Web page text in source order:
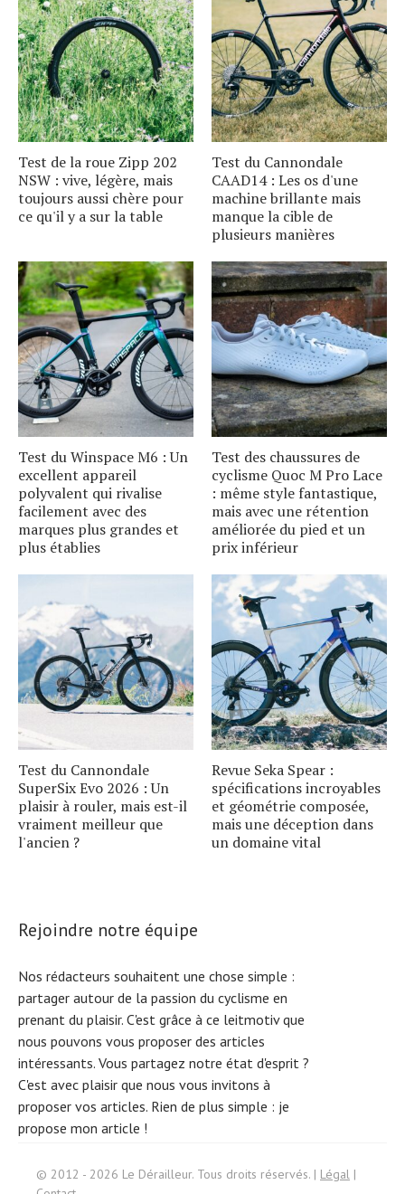
Test de la roue Zipp 202
NSW : vive, légère, mais
toujours aussi chère pour
ce qu'il y a sur la table
Test du Cannondale
CAAD14 : Les os d'une
machine brillante mais
manque la cible de
plusieurs manières
Test du Winspace M6 : Un
excellent appareil
polyvalent qui rivalise
facilement avec des
marques plus grandes et
plus établies
Test des chaussures de
cyclisme Quoc M Pro Lace
: même style fantastique,
mais avec une rétention
améliorée du pied et un
prix inférieur
Test du Cannondale
SuperSix Evo 2026 : Un
plaisir à rouler, mais est-il
vraiment meilleur que
l'ancien ?
Revue Seka Spear :
spécifications incroyables
et géométrie composée,
mais une déception dans
un domaine vital
Rejoindre notre équipe
Nos rédacteurs souhaitent une chose simple :
partager autour de la passion du cyclisme en
prenant du plaisir. C'est grâce à ce leitmotiv que
nous pouvons vous proposer des articles
intéressants. Vous partagez notre état d'esprit ?
C'est avec plaisir que nous vous invitons à
proposer vos articles. Rien de plus simple : je
propose mon article !
© 2012 - 2026 Le Dérailleur. Tous droits réservés. | Légal |
or: